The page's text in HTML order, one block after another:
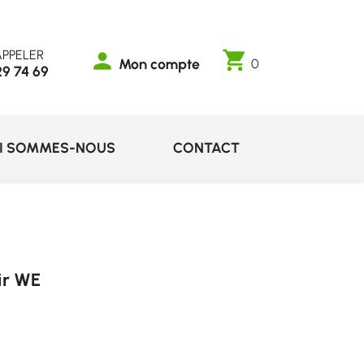
74 69 person Mon compte shopping_cart 0
SOMMES-NOUS CONTACT
WE